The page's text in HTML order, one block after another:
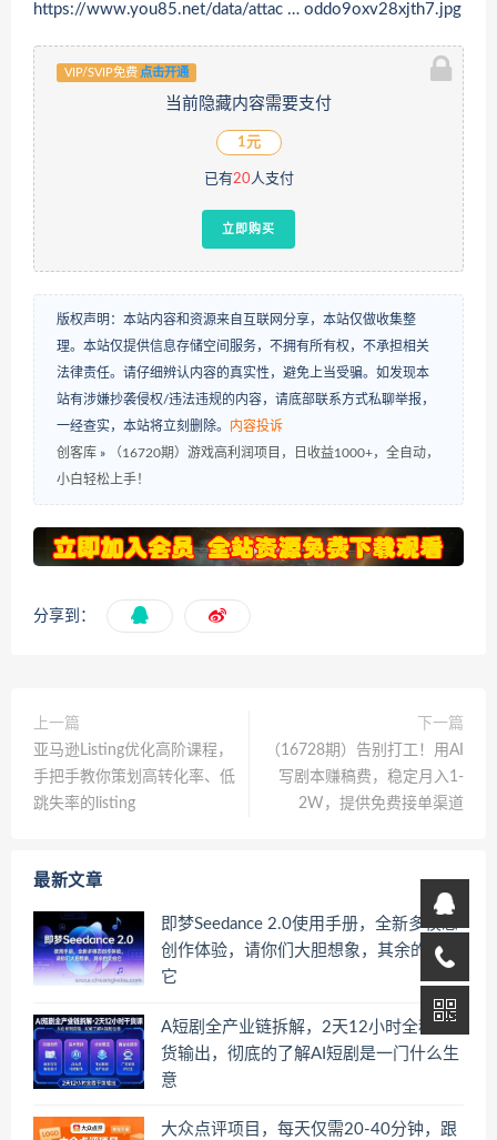
https://www.you85.net/data/attac … oddo9oxv28xjth7.jpg
VIP/SVIP免费 点击开通
当前隐藏内容需要支付
1元
已有20人支付
立即购买
版权声明：本站内容和资源来自互联网分享，本站仅做收集整
理。本站仅提供信息存储空间服务，不拥有所有权，不承担相关
法律责任。请仔细辨认内容的真实性，避免上当受骗。如发现本
站有涉嫌抄袭侵权/违法违规的内容，请底部联系方式私聊举报，
一经查实，本站将立刻删除。
内容投诉
创客库 »
（16720期）游戏高利润项目，日收益1000+，全自动，
小白轻松上手！
分享到：
上一篇
亚马逊Listing优化高阶课程，
手把手教你策划高转化率、低
跳失率的listing
下一篇
（16728期）告别打工！用AI
写剧本赚稿费，稳定月入1-
2W，提供免费接单渠道
最新文章
即梦Seedance 2.0使用手册，全新多模态
创作体验，请你们大胆想象，其余的交给
它
A短剧全产业链拆解，2天12小时全程干
货输出，彻底的了解AI短剧是一门什么生
意
大众点评项目，每天仅需20-40分钟，跟